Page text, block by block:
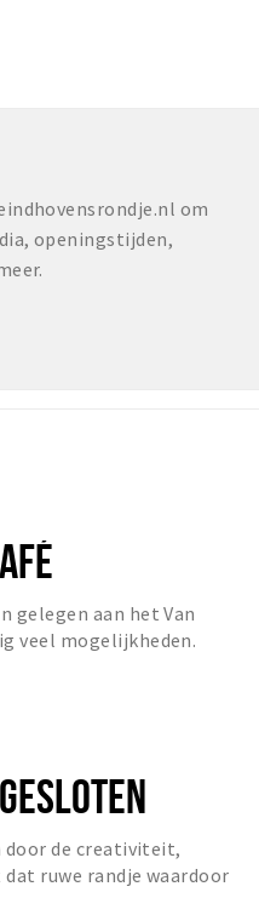
om
openingstijden,
gelegen aan het Van
veel mogelijkheden.
door de creativiteit,
ruwe randje waardoor